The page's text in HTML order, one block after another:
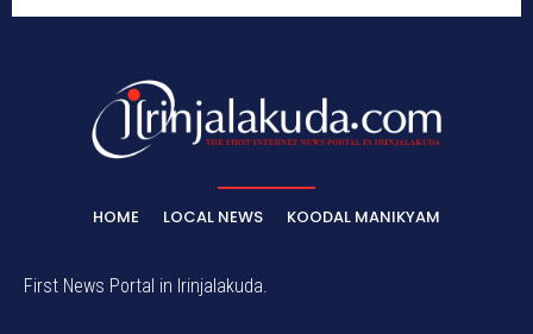
HOME LOCAL NEWS KOODAL MANIKYAM
First News Portal in Irinjalakuda.